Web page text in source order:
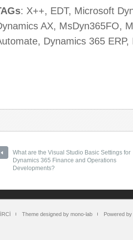
: X++, EDT, Microsoft
AX, MsDyn365FO,
Dynamics 365
What are the Visual Studio Basic Settings for
Dynamics 365 Finance and Operations
Developments?
Theme designed by mono-lab Powered